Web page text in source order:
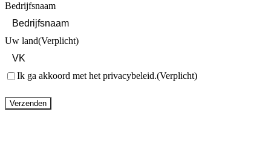
Bedrijfsnaam
Uw land(Verplicht)
Toestemming(Verplicht)
Ik ga akkoord met het privacybeleid.(Verplicht)